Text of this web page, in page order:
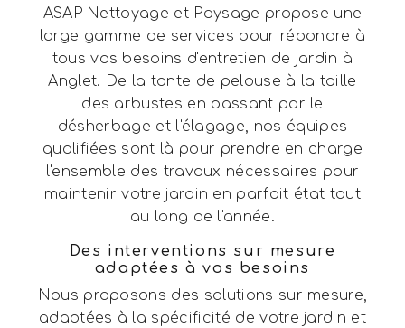
ASAP Nettoyage et Paysage propose une
large gamme de services pour répondre à
tous vos besoins d'entretien de jardin à
Anglet. De la tonte de pelouse à la taille
des arbustes en passant par le
désherbage et l'élagage, nos équipes
qualifiées sont là pour prendre en charge
l'ensemble des travaux nécessaires pour
maintenir votre jardin en parfait état tout
au long de l'année.
Des interventions sur mesure
adaptées à vos besoins
Nous proposons des solutions sur mesure,
adaptées à la spécificité de votre jardin et